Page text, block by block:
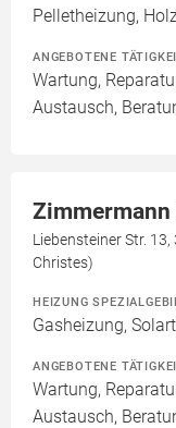
Pelletheizung,
ANGEBOTENE
Wartung,
Austausch,
Zimmermann
Liebensteiner Str.
Christes)
HEIZUNG
Gasheizung,
ANGEBOTENE
Wartung,
Austausch,